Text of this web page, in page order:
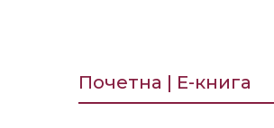
Почетна | Е-книга